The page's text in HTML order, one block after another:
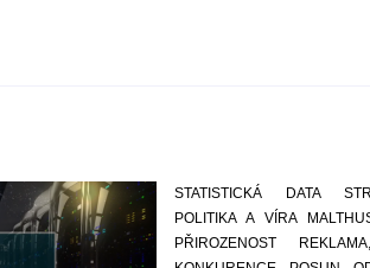
STATISTICKÁ DATA
POLITIKA A VÍRA
PŘIROZENOST